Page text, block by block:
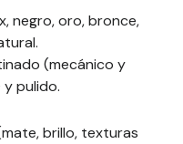
negro, oro, bronce,
(mecánico y
y pulido.
brillo, texturas